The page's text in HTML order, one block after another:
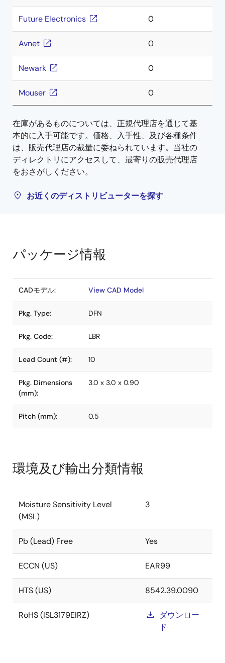
Future Electronics 0
Avnet 0
Newark 0
Mouser 0
在庫があるものについては、正規代理店を通じて基
本的に入手可能です。価格、入手性、及び各種条件
は、販売代理店の裁量に委ねられています。当社の
ディレクトリにアクセスして、最寄りの販売代理店
をおさがしください。
お近くのディストリビューターを探す
パッケージ情報
CADモデル: View CAD Model
Pkg. Type: DFN
Pkg. Code: LBR
Lead Count (#): 10
Pkg. Dimensions
(mm):
3.0 x 3.0 x 0.90
Pitch (mm): 0.5
環境及び輸出分類情報
Moisture Sensitivity Level
(MSL)
3
Pb (Lead) Free Yes
ECCN (US) EAR99
HTS (US) 8542.39.0090
RoHS (ISL3179EIRZ)
ダウンロー
ド